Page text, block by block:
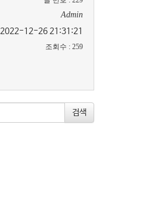
Admin
2022-12-26 21:31:21
조회수 : 259